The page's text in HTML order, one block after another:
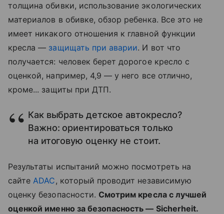
толщина обивки, использование экологических
материалов в обивке, обзор ребенка. Все это не
имеет никакого отношения к главной функции
кресла — защищать при аварии. И вот что
получается: человек берет дорогое кресло с
оценкой, например, 4,9 — у него все отлично,
кроме... защиты при ДТП.
Как выбрать детское автокресло?
Важно: ориентироваться только
на итоговую оценку не стоит.
Результаты испытаний можно посмотреть на
сайтеADAC, который проводит независимую
оценку безопасности. Смотрим кресла с лучшей
оценкой именно за безопасность — Sicherheit.